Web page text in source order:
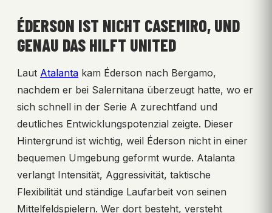
ÉDERSON IST NICHT CASEMIRO, UND
GENAU DAS HILFT UNITED
Laut Atalanta kam Éderson nach Bergamo,
nachdem er bei Salernitana überzeugt hatte, wo er
sich schnell in der Serie A zurechtfand und
deutliches Entwicklungspotenzial zeigte. Dieser
Hintergrund ist wichtig, weil Éderson nicht in einer
bequemen Umgebung geformt wurde. Atalanta
verlangt Intensität, Aggressivität, taktische
Flexibilität und ständige Laufarbeit von seinen
Mittelfeldspielern. Wer dort besteht, versteht